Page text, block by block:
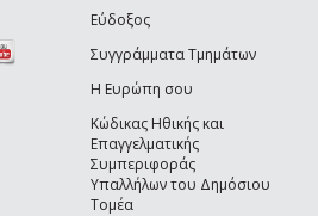
Εύδοξος
Συγγράμματα Τμημάτων
Η Ευρώπη σου
Κώδικας Ηθικής και
Επαγγελματικής
Συμπεριφοράς
Υπαλλήλων του Δημόσιου
Τομέα